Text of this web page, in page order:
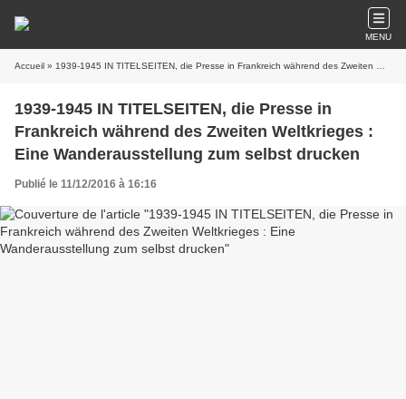
MENU
Accueil » 1939-1945 IN TITELSEITEN, die Presse in Frankreich während des Zweiten Weltkrieges : Eine Wanderausstellung zum selbst drucken
1939-1945 IN TITELSEITEN, die Presse in
Frankreich während des Zweiten Weltkrieges :
Eine Wanderausstellung zum selbst drucken
Publié le 11/12/2016 à 16:16